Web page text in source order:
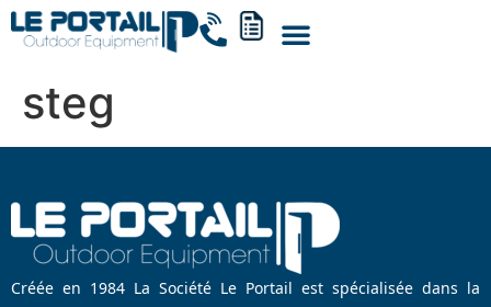
steg
Créée en 1984 La Société Le Portail est spécialisée dans la